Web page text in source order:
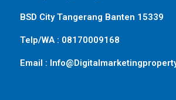
BSD City Tangerang Banten 15339
Telp/WA : 08170009168
Email :